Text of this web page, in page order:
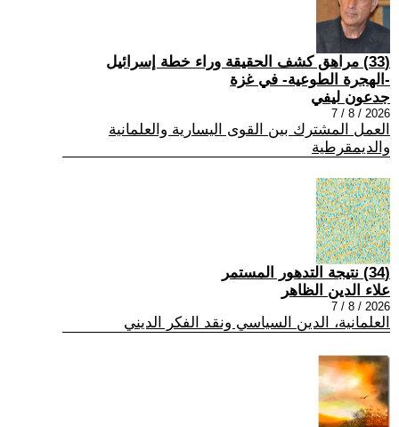
(33) مراهق كشف الحقيقة وراء خطة إسرائيل
-الهجرة الطوعية- في غزة
جدعون ليفي
2026 / 8 / 7
العمل المشترك بين القوى اليسارية والعلمانية
والديمقرطية
(34) نتيجة التدهور المستمر
علاء الدين الظاهر
2026 / 8 / 7
العلمانية، الدين السياسي ونقد الفكر الديني